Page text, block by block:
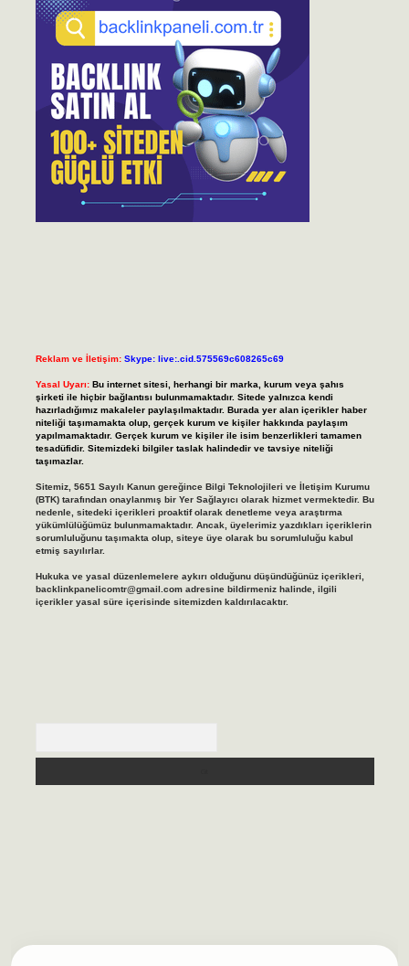
Reklam ve İletişim: Skype: live:.cid.575569c608265c69
Yasal Uyarı: Bu internet sitesi, herhangi bir marka, kurum veya şahıs
şirketi ile hiçbir bağlantısı bulunmamaktadır. Sitede yalnızca kendi
hazırladığımız makaleler paylaşılmaktadır. Burada yer alan içerikler haber
niteliği taşımamakta olup, gerçek kurum ve kişiler hakkında paylaşım
yapılmamaktadır. Gerçek kurum ve kişiler ile isim benzerlikleri tamamen
tesadüfidir. Sitemizdeki bilgiler taslak halindedir ve tavsiye niteliği
taşımazlar.
Sitemiz, 5651 Sayılı Kanun gereğince Bilgi Teknolojileri ve İletişim Kurumu
(BTK) tarafından onaylanmış bir Yer Sağlayıcı olarak hizmet vermektedir. Bu
nedenle, sitedeki içerikleri proaktif olarak denetleme veya araştırma
yükümlülüğümüz bulunmamaktadır. Ancak, üyelerimiz yazdıkları içeriklerin
sorumluluğunu taşımakta olup, siteye üye olarak bu sorumluluğu kabul
etmiş sayılırlar.
Hukuka ve yasal düzenlemelere aykırı olduğunu düşündüğünüz içerikleri,
backlinkpanelicomtr@gmail.comadresine bildirmeniz halinde, ilgili
içerikler yasal süre içerisinde sitemizden kaldırılacaktır.